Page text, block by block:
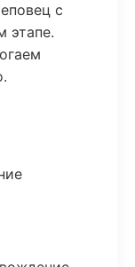
с
этапе.